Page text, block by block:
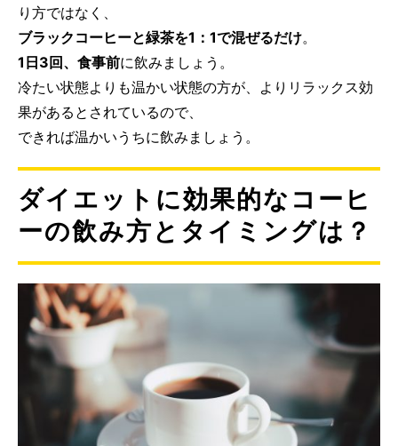
り方ではなく、
ブラックコーヒーと緑茶を1：1で混ぜるだけ。
1日3回、食事前に飲みましょう。
冷たい状態よりも温かい状態の方が、よりリラックス効
果があるとされているので、
できれば温かいうちに飲みましょう。
ダイエットに効果的なコーヒ
ーの飲み方とタイミングは？